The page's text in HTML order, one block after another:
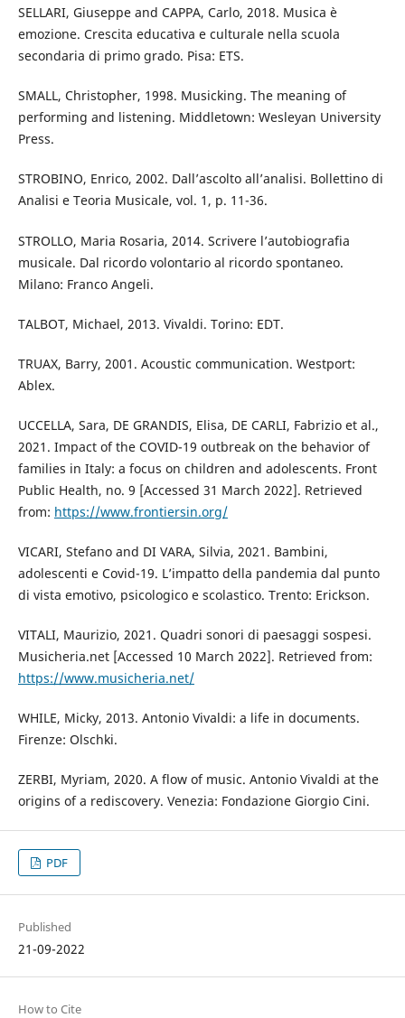
SELLARI, Giuseppe and CAPPA, Carlo, 2018. Musica è
emozione. Crescita educativa e culturale nella scuola
secondaria di primo grado. Pisa: ETS.
SMALL, Christopher, 1998. Musicking. The meaning of
performing and listening. Middletown: Wesleyan University
Press.
STROBINO, Enrico, 2002. Dall’ascolto all’analisi. Bollettino di
Analisi e Teoria Musicale, vol. 1, p. 11-36.
STROLLO, Maria Rosaria, 2014. Scrivere l’autobiografia
musicale. Dal ricordo volontario al ricordo spontaneo.
Milano: Franco Angeli.
TALBOT, Michael, 2013. Vivaldi. Torino: EDT.
TRUAX, Barry, 2001. Acoustic communication. Westport:
Ablex.
UCCELLA, Sara, DE GRANDIS, Elisa, DE CARLI, Fabrizio et al.,
2021. Impact of the COVID-19 outbreak on the behavior of
families in Italy: a focus on children and adolescents. Front
Public Health, no. 9 [Accessed 31 March 2022]. Retrieved
from: https://www.frontiersin.org/
VICARI, Stefano and DI VARA, Silvia, 2021. Bambini,
adolescenti e Covid-19. L’impatto della pandemia dal punto
di vista emotivo, psicologico e scolastico. Trento: Erickson.
VITALI, Maurizio, 2021. Quadri sonori di paesaggi sospesi.
Musicheria.net [Accessed 10 March 2022]. Retrieved from:
https://www.musicheria.net/
WHILE, Micky, 2013. Antonio Vivaldi: a life in documents.
Firenze: Olschki.
ZERBI, Myriam, 2020. A flow of music. Antonio Vivaldi at the
origins of a rediscovery. Venezia: Fondazione Giorgio Cini.
PDF
Published
21-09-2022
How to Cite